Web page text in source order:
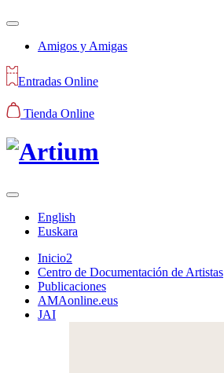
Amigos y Amigas
Entradas Online
Tienda Online
English
Euskara
Inicio2
Centro de Documentación de Artistas
Publicaciones
AMAonline.eus
JAI